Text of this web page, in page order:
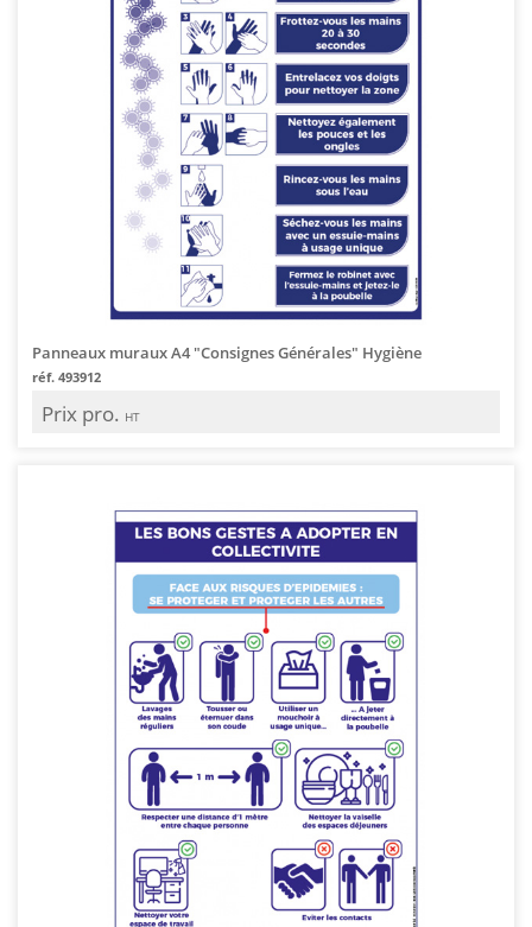
Panneaux muraux A4 "Consignes Générales" Hygiène
réf. 493912
Prix pro. HT